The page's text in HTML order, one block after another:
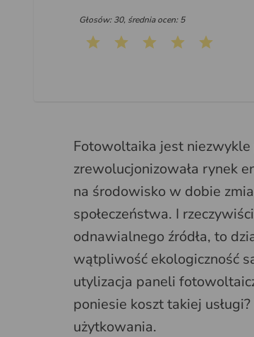
Głosów: 30, średnia ocen: 5
Fotowoltaika jest
zrewolucjonizowała rynek
na środowisko w dobie
społeczeństwa. I
odnawialnego źródła, to
wątpliwość ekologiczność
utylizacja paneli
poniesie koszt takiej
użytkowania.